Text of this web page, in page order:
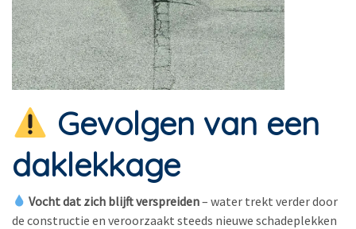
Gevolgen van een
daklekkage
Vocht dat zich blijft verspreiden– water trekt verder door
de constructie en veroorzaakt steeds nieuwe schadeplekken